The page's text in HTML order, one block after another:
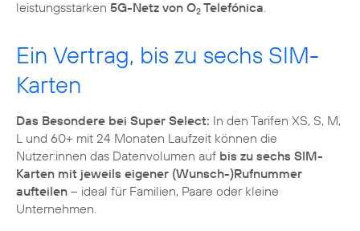
leistungsstarken 5G-Netz von O2 Telefónica.
Ein Vertrag, bis zu sechs SIM-
Karten
Das Besondere bei Super Select: In den Tarifen XS, S, M,
L und 60+ mit 24 Monaten Laufzeit können die
Nutzer:innen das Datenvolumen auf bis zu sechs SIM-
Karten mit jeweils eigener (Wunsch-)Rufnummer
aufteilen – ideal für Familien, Paare oder kleine
Unternehmen.